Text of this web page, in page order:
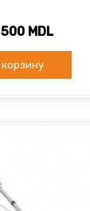
MDL
корзину